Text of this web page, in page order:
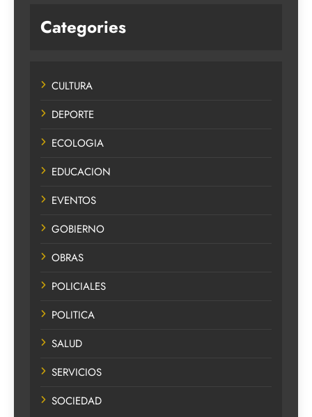
Categories
CULTURA
DEPORTE
ECOLOGIA
EDUCACION
EVENTOS
GOBIERNO
OBRAS
POLICIALES
POLITICA
SALUD
SERVICIOS
SOCIEDAD